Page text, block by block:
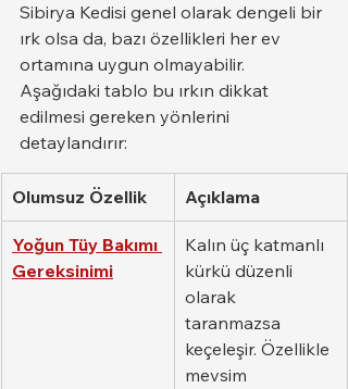
Sibirya Kedisi genel olarak dengeli bir
ırk olsa da, bazı özellikleri her ev
ortamına uygun olmayabilir.
Aşağıdaki tablo bu ırkın dikkat
edilmesi gereken yönlerini
detaylandırır:
Olumsuz Özellik Açıklama
Yoğun Tüy Bakımı
Gereksinimi
Kalın üç katmanlı
kürkü düzenli
olarak
taranmazsa
keçeleşir. Özellikle
mevsim